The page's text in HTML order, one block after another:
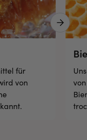
für
von
Next